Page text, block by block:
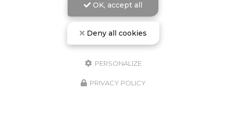
OK, accept all
Deny all cookies
PERSONALIZE
PRIVACY POLICY